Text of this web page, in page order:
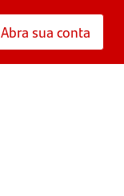
Abra sua conta